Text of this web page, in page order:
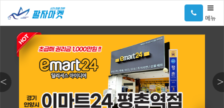
메뉴